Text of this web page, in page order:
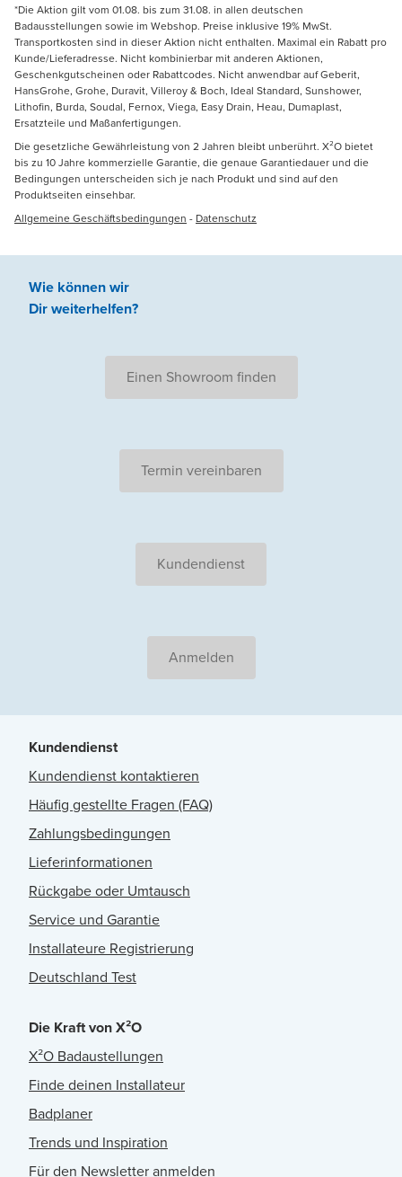
*Die Aktion gilt vom 01.08. bis zum 31.08. in allen deutschen
Badausstellungen sowie im Webshop. Preise inklusive 19% MwSt.
Transportkosten sind in dieser Aktion nicht enthalten. Maximal ein Rabatt pro
Kunde/Lieferadresse. Nicht kombinierbar mit anderen Aktionen,
Geschenkgutscheinen oder Rabattcodes. Nicht anwendbar auf Geberit,
HansGrohe, Grohe, Duravit, Villeroy & Boch, Ideal Standard, Sunshower,
Lithofin, Burda, Soudal, Fernox, Viega, Easy Drain, Heau, Dumaplast,
Ersatzteile und Maßanfertigungen.
Die gesetzliche Gewährleistung von 2 Jahren bleibt unberührt. X²O bietet
bis zu 10 Jahre kommerzielle Garantie, die genaue Garantiedauer und die
Bedingungen unterscheiden sich je nach Produkt und sind auf den
Produktseiten einsehbar.
Allgemeine Geschäftsbedingungen - Datenschutz
Wie können wir
Dir weiterhelfen?
Einen Showroom finden
Termin vereinbaren
Kundendienst
Anmelden
Kundendienst
Kundendienst kontaktieren
Häufig gestellte Fragen (FAQ)
Zahlungsbedingungen
Lieferinformationen
Rückgabe oder Umtausch
Service und Garantie
Installateure Registrierung
Deutschland Test
Die Kraft von X²O
X²O Badaustellungen
Finde deinen Installateur
Badplaner
Trends und Inspiration
Für den Newsletter anmelden